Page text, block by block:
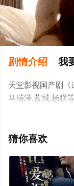
剧情介绍 我
天堂影视国产剧《
马瑞泽,蓝城,杨联
免费观看高清无
视剧、电视猫或剧
猜你喜欢